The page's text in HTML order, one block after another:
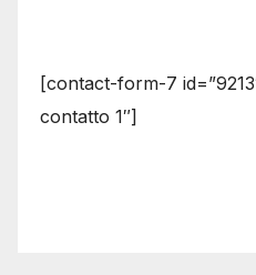
[contact-form-7
contatto 1″]